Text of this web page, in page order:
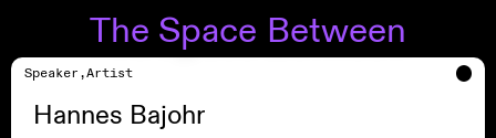
The Space Between
Speaker,Artist
Hannes Bajohr